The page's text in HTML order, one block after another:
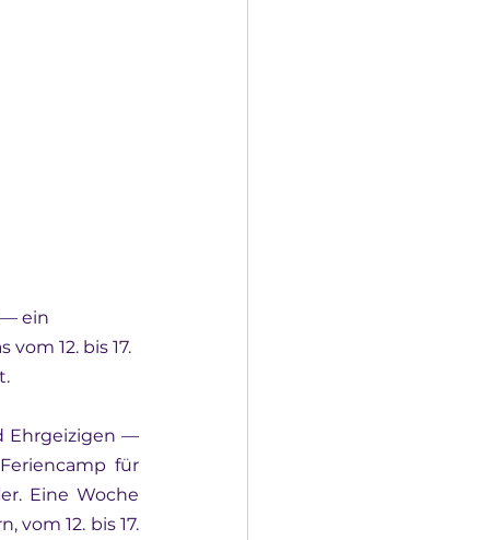
— ein
12. bis 17.
Ehrgeizigen —
für
Eine Woche
vom 12. bis 17.